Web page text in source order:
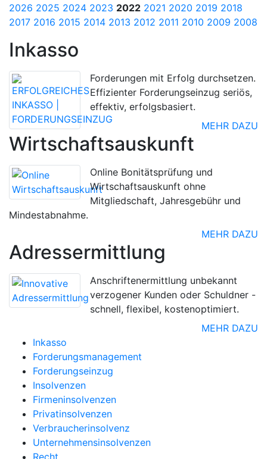
2026 2025 2024 2023 2022 2021 2020 2019 2018
2017 2016 2015 2014 2013 2012 2011 2010 2009 2008
Inkasso
Forderungen mit Erfolg durchsetzen.
Effizienter Forderungseinzug seriös,
effektiv, erfolgsbasiert.
MEHR DAZU
Wirtschaftsauskunft
Online Bonitätsprüfung und
Wirtschaftsauskunft ohne
Mitgliedschaft, Jahresgebühr und
Mindestabnahme.
MEHR DAZU
Adressermittlung
Anschriftenermittlung unbekannt
verzogener Kunden oder Schuldner -
schnell, flexibel, kostenoptimiert.
MEHR DAZU
Inkasso
Forderungsmanagement
Forderungseinzug
Insolvenzen
Firmeninsolvenzen
Privatinsolvenzen
Verbraucherinsolvenz
Unternehmensinsolvenzen
Recht